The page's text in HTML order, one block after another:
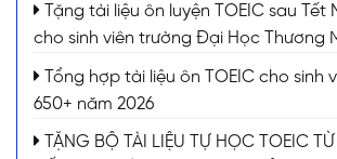
Tặng tài liệu ôn luyện TOEIC sau Tết
cho sinh viên trường Đại Học Thương
Tổng hợp tài liệu ôn TOEIC cho sinh
650+ năm 2026
TẶNG BỘ TÀI LIỆU TỰ HỌC TOEIC